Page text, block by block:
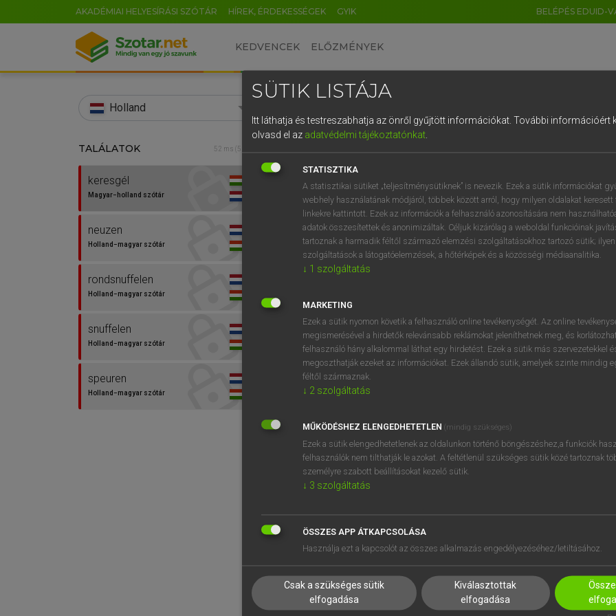
AKADÉMIAI HELYESÍRÁSI SZÓTÁR HÍREK, ÉRDEKESSÉGEK GYIK BELÉPÉS EDUID-
KEDVENCEK ELŐZMÉNYEK
Holland
TALÁLATOK 52 ms (5 db)
keresgél
Magyar−holland szótár
neuzen
Holland−magyar szótár
rondsnuffelen
Holland−magyar szótár
snuffelen
Holland−magyar szótár
speuren
Holland−magyar szótár
Magyar−holland szótár
VAN ELŐFIZETÉSED?
megtekintéséhez.
BELÉPÉS
próbaverziójának
regisztrálok ésbelépek.
REGISZTRÁCIÓ
SÜTIK LISTÁJA
Itt láthatja és testreszabhatja az önről gyűjtött információkat. További információért
olvasd el az adatvédelmi tájékoztatónkat.
STATISZTIKA
A statisztikai sütiket „teljesítménysütiknek” is nevezik. Ezek a sütik információkat
webhely használatának módjáról, többek között arról, hogy milyen oldalakat keresett
linkekre kattintott. Ezek az információk a felhasználó azonosítására nem
adatok összesítettek és anonimizáltak. Céljuk kizárólag a weboldal funkcióinak
tartoznak a harmadik féltől származó elemzési szolgáltatásokhoz tartozó sütik;
szolgáltatások a látogatóelemzések, a hőtérképek és a közösségi médiaanalitika.
↓ 1 szolgáltatás
MARKETING
Ezek a sütik nyomon követik a felhasználó online tevékenységét. Az online
megismerésével a hirdetők relevánsabb reklámokat jeleníthetnek meg, és
felhasználó hány alkalommal láthat egy hirdetést. Ezek a sütik más szervezetekkel
megoszthatják ezeket az információkat. Ezek állandó sütik, amelyek szinte mindig
féltől származnak.
↓ 2 szolgáltatás
MŰKÖDÉSHEZ ELENGEDHETETLEN (mindig szükséges)
Ezek a sütik elengedhetetlenek az oldalunkon történő böngészéshez,a funkciók
felhasználók nem tilthatják le azokat. A feltétlenül szükséges sütik közé tartoznak
személyre szabott beállításokat kezelő sütik.
↓ 3 szolgáltatás
ÖSSZES APP ÁTKAPCSOLÁSA
Használja ezt a kapcsolót az összes alkalmazás engedélyezéséhez/letiltásához.
Csak a szükséges sütik
elfogadása
Kiválasztottak
elfogadása
EN HU DE CN FR ES IT NL
0 1 2 3 4 5 6 7 8 9
q w e r t z u i
a s d f g h j k l é
í y x c v b n m , .